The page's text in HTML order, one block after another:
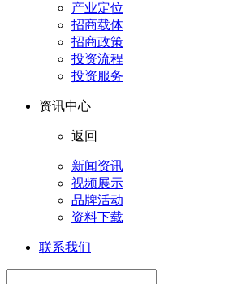
产业定位
招商载体
招商政策
投资流程
投资服务
资讯中心
返回
新闻资讯
视频展示
品牌活动
资料下载
联系我们